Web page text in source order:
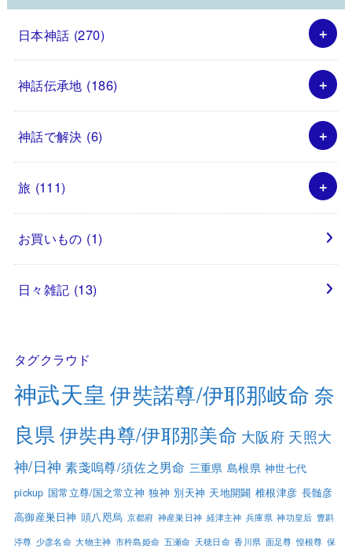
日本神話 (270)
神話伝承地 (186)
神話で解決 (6)
旅 (111)
お買いもの (1)
日々雑記 (13)
タグクラウド
神武天皇 伊奘諾尊/伊耶那岐命 奈
良県 伊奘冉尊/伊耶那美命 大阪府 天照大
神/日神 素戔嗚尊/須佐之男命 三重県 島根県 神世七代
pickup 国常立尊/国之常立神 独神 別天神 天地開闢 椎根津彦 長髄彦
高御産巣日神 頭八咫烏 京都府 神産巣日神 経津主神 兵庫県 神功皇后 豊斟
渟尊 少彦名命 大物主神 市杵島姫命 五瀬命 天穂日命 香川県 面足尊 惶根尊 保